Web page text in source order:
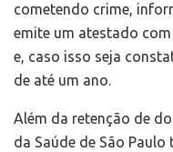
cometendo crime,
emite um atestado
e, caso isso seja
de até um ano.
Além da retenção de
da Saúde de São